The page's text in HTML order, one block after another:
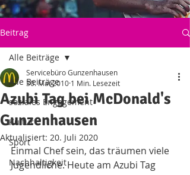
Beitrag
Alle Beiträge
soziales Engagement
Kultur
Sport
Nachhaltigkeit
Alle Beiträge
Azubi Tag bei McDonald's
Gunzenhausen
Servicebüro Gunzenhausen
30. Mai 2010 1 Min. Lesezeit
Aktualisiert: 20. Juli 2020
Einmal Chef sein, das träumen viele
Jugendliche. Heute am Azubi Tag